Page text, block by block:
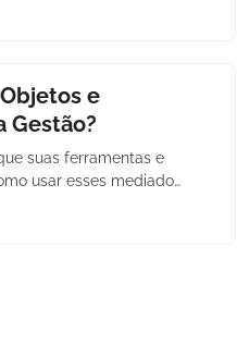
e
Gestão?
suas ferramentas e
usar esses mediado…